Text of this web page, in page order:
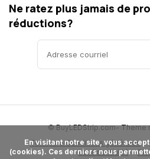
Ne ratez plus jamais de
réductions?
Termes & Conditions générales
confidentialité
© BuyLEDStrip.com- Theme
(cookies). Ces derniers nous